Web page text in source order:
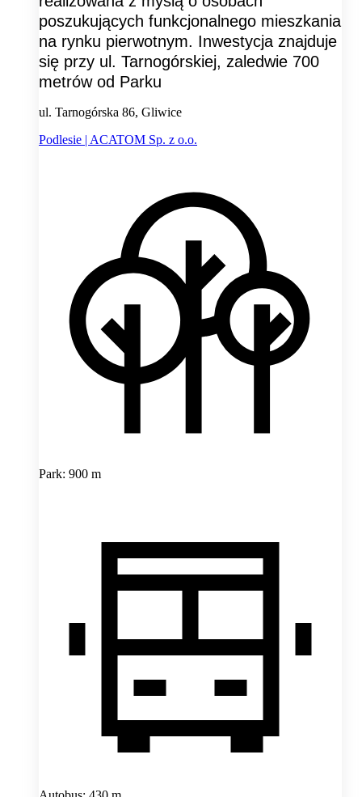
poszukujących funkcjonalnego mieszkania
na rynku pierwotnym. Inwestycja znajduje
się przy ul. Tarnogórskiej, zaledwie 700
metrów od Parku
ul. Tarnogórska 86, Gliwice
Podlesie | ACATOM Sp. z o.o.
Park: 900 m